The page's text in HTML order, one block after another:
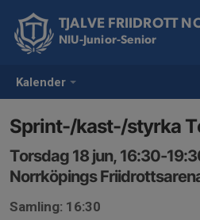
Kalender
TJALVE FRIIDROTT
NIU-Junior-Senior
Sprint-/kast-/styrka
Torsdag 18 jun, 16:30-
Norrköpings
Samling: 16:30